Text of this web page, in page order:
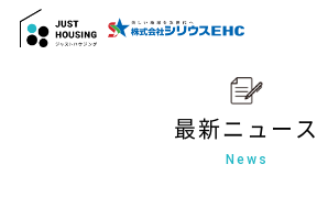
最新ニュース
News